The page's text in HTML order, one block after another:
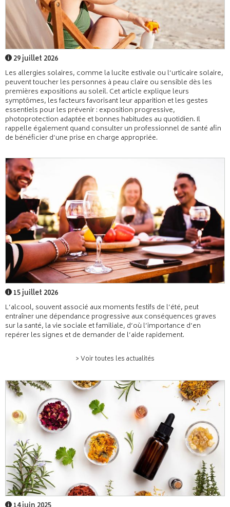
29 juillet 2026
Les allergies solaires, comme la lucite estivale ou l’urticaire solaire,
peuvent toucher les personnes à peau claire ou sensible dès les
premières expositions au soleil. Cet article explique leurs
symptômes, les facteurs favorisant leur apparition et les gestes
essentiels pour les prévenir : exposition progressive,
photoprotection adaptée et bonnes habitudes au quotidien. Il
rappelle également quand consulter un professionnel de santé afin
de bénéficier d’une prise en charge appropriée.
15 juillet 2026
L’alcool, souvent associé aux moments festifs de l’été, peut
entraîner une dépendance progressive aux conséquences graves
sur la santé, la vie sociale et familiale, d’où l’importance d’en
repérer les signes et de demander de l’aide rapidement.
> Voir toutes les actualités